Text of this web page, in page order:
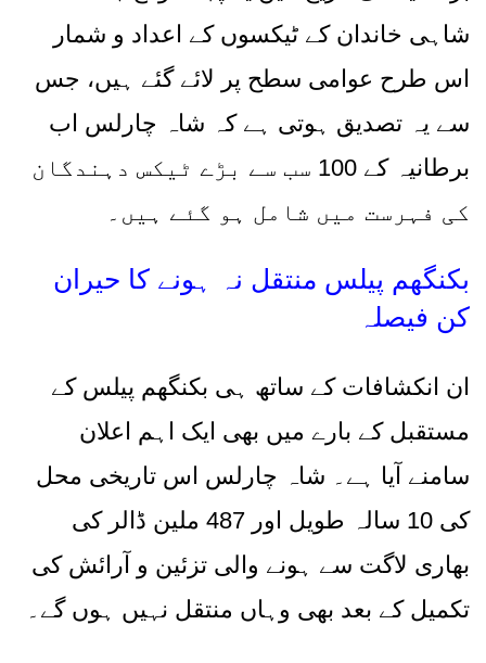
شاہی خاندان کے ٹیکسوں کے اعداد و شمار
اس طرح عوامی سطح پر لائے گئے ہیں، جس
سے یہ تصدیق ہوتی ہے کہ شاہ چارلس اب
برطانیہ کے 100 سب سے بڑے ٹیکس دہندگان
کی فہرست میں شامل ہو گئے ہیں۔
بکنگھم پیلس منتقل نہ ہونے کا حیران
کن فیصلہ
ان انکشافات کے ساتھ ہی بکنگھم پیلس کے
مستقبل کے بارے میں بھی ایک اہم اعلان
سامنے آیا ہے۔ شاہ چارلس اس تاریخی محل
کی 10 سالہ طویل اور 487 ملین ڈالر کی
بھاری لاگت سے ہونے والی تزئین و آرائش کی
تکمیل کے بعد بھی وہاں منتقل نہیں ہوں گے۔